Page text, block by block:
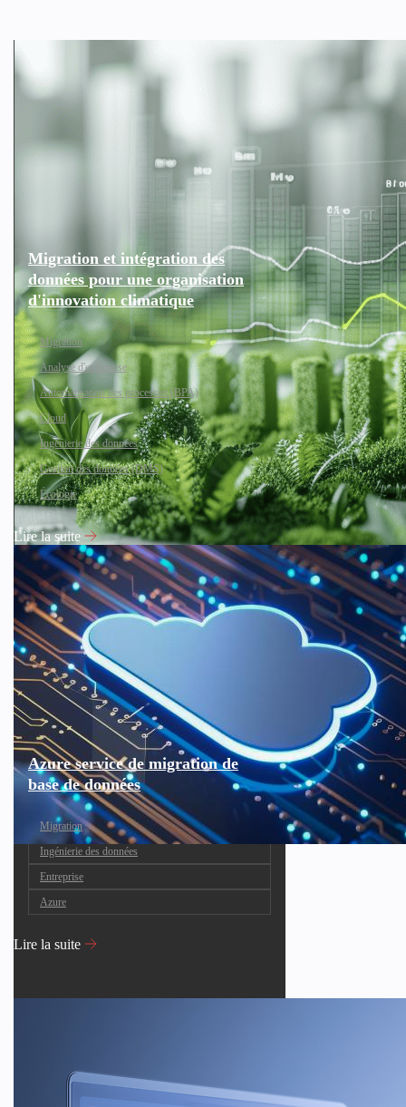
Migration et intégration des
données pour une organisation
d'innovation climatique
Migration
Analyse d'entreprise
Automatisation des processus (BPA)
Cloud
Ingénierie des données
Gestion des données (DMS)
Écologie
Lire la suite
Azure service de migration de
base de données
Migration
Ingénierie des données
Entreprise
Azure
Lire la suite